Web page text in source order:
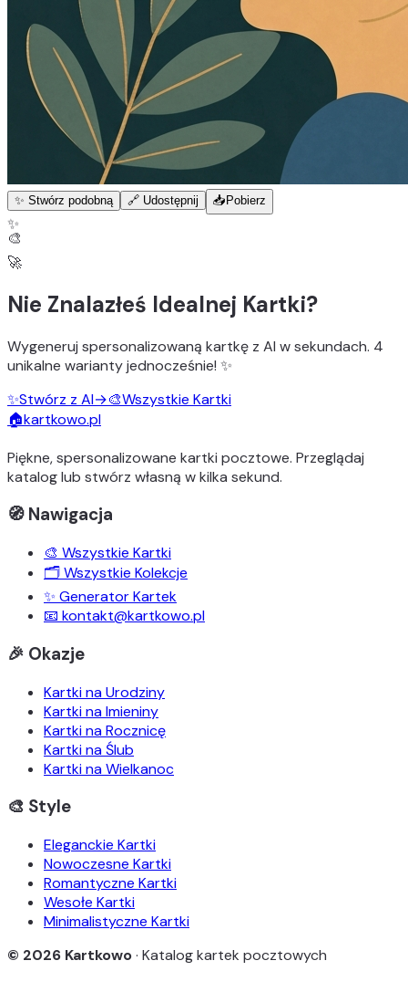
✨ Stwórz podobną 🔗 Udostępnij 📥 Pobierz
✨
🎨
🚀
Nie Znalazłeś Idealnej Kartki?
Wygeneruj spersonalizowaną kartkę z AI w sekundach. 4
unikalne wariantyjednocześnie! ✨
✨Stwórz z AI→🎨Wszystkie Kartki
🏠kartkowo.pl
Piękne, spersonalizowane kartki pocztowe. Przeglądaj
katalog lub stwórz własną w kilka sekund.
🧭 Nawigacja
🎨 Wszystkie Kartki
🗂️ Wszystkie Kolekcje
✨ Generator Kartek
📧 kontakt@kartkowo.pl
🎉 Okazje
Kartki na Urodziny
Kartki na Imieniny
Kartki na Rocznicę
Kartki na Ślub
Kartki na Wielkanoc
🎨 Style
Eleganckie Kartki
Nowoczesne Kartki
Romantyczne Kartki
Wesołe Kartki
Minimalistyczne Kartki
© 2026 Kartkowo· Katalog kartek pocztowych